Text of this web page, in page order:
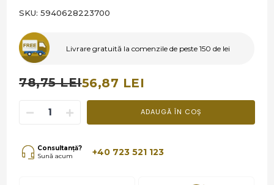
SKU: 5940628223700
Livrare gratuită la comenzile de peste 150 de lei
78,75 LEI56,87 LEI
ADAUGĂ ÎN COȘ
Consultanță?
Sună acum
+40 723 521 123